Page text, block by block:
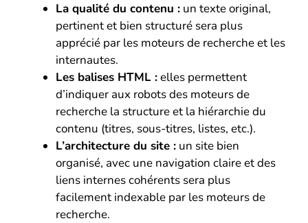
La qualité du contenu : un texte original,
pertinent et bien structuré sera plus
apprécié par les moteurs de recherche et les
internautes.
Les balises HTML :elles permettent
d’indiquer aux robots des moteurs de
recherche la structure et la hiérarchie du
contenu (titres, sous-titres, listes, etc.).
L’architecture du site : un site bien
organisé, avec une navigation claire et des
liens internes cohérents sera plus
facilement indexable par les moteurs de
recherche.